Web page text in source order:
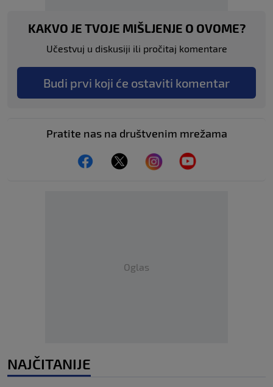
KAKVO JE TVOJE MIŠLJENJE O OVOME?
Učestvuj u diskusiji ili pročitaj komentare
Budi prvi koji će ostaviti komentar
Pratite nas na društvenim mrežama
Oglas
NAJČITANIJE